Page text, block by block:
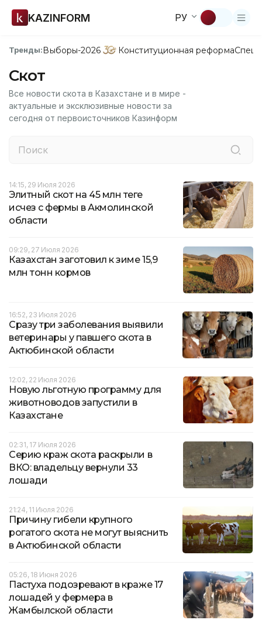
KAZINFORM РУ
Тренды:Выборы-2026 Конституционная реформа
Скот
Все новости скота в Казахстане и в мире -
актуальные и эксклюзивные новости за
сегодня от первоисточников Казинформ
14:15, 29 Июля 2026
Элитный скот на 45 млн теңге
исчез с фермы в Акмолинской
области
09:29, 27 Июля 2026
Казахстан заготовил к зиме 15,9
млн тонн кормов
16:52, 23 Июля 2026
Сразу три заболевания выявили
ветеринары у павшего скота в
Актюбинской области
12:02, 22 Июля 2026
Новую льготную программу для
животноводов запустили в
Казахстане
02:31, 17 Июля 2026
Серию краж скота раскрыли в
ВКО: владельцу вернули 33
лошади
21:24, 11 Июля 2026
Причину гибели крупного
рогатого скота не могут выяснить
в Актюбинской области
05:26, 18 Июня 2026
Пастуха подозревают в краже 17
лошадей у фермера в
Жамбылской области